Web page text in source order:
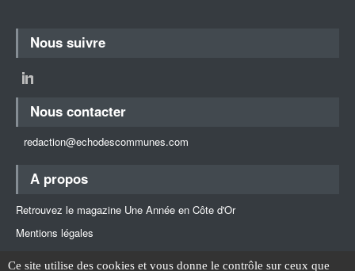
Nous suivre
Nous contacter
redaction@echodescommunes.com
A propos
Retrouvez le magazine Une Année en Côte d'Or
Mentions légales
Retour en haut
Ce site utilise des cookies et vous donne le contrôle sur ceux que